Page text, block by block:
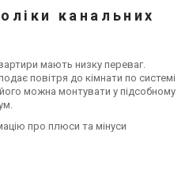
канальних
мають низку переваг.
повітря до кімнати по системі
можна монтувати у підсобному
про плюси та мінуси